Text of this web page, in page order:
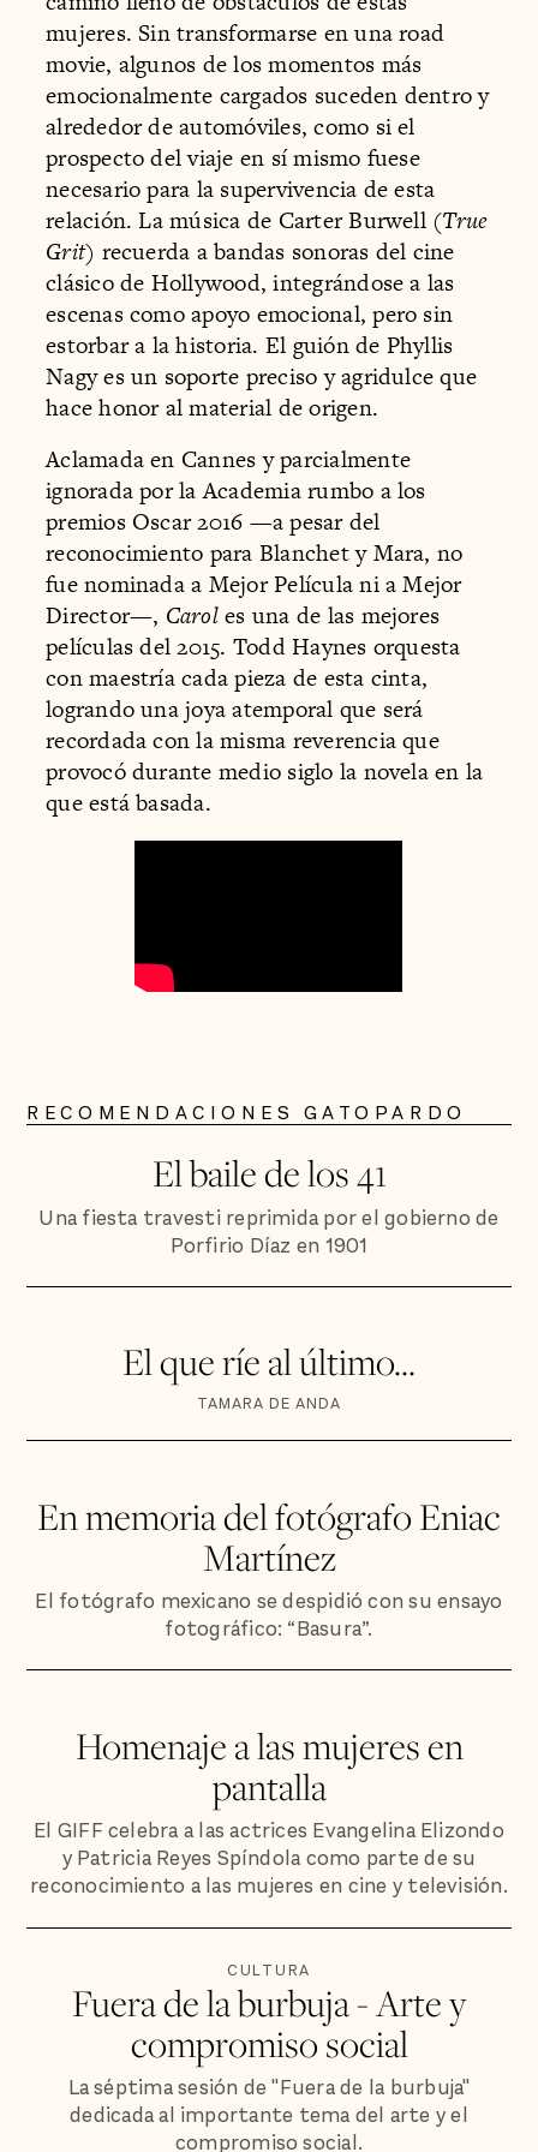
mujeres. Sin transformarse en una road
movie, algunos de los momentos más
emocionalmente cargados suceden dentro y
alrededor de automóviles, como si el
prospecto del viaje en sí mismo fuese
necesario para la supervivencia de esta
relación. La música de Carter Burwell (True
Grit) recuerda a bandas sonoras del cine
clásico de Hollywood, integrándose a las
escenas como apoyo emocional, pero sin
estorbar a la historia. El guión de Phyllis
Nagy es un soporte preciso y agridulce que
hace honor al material de origen.
Aclamada en Cannes y parcialmente
ignorada por la Academia rumbo a los
premios Oscar 2016 —a pesar del
reconocimiento para Blanchet y Mara, no
fue nominada a Mejor Película ni a Mejor
Director—, Caroles una de las mejores
películas del 2015. Todd Haynes orquesta
con maestría cada pieza de esta cinta,
logrando una joya atemporal que será
recordada con la misma reverencia que
provocó durante medio siglo la novela en la
que está basada.
RECOMENDACIONES GATOPARDO
El baile de los 41
Una fiesta travesti reprimida por el gobierno de
Porfirio Díaz en 1901
El que ríe al último...
TAMARA DE ANDA
En memoria del fotógrafo Eniac
Martínez
El fotógrafo mexicano se despidió con su ensayo
fotográfico: “Basura”.
Homenaje a las mujeres en
pantalla
El GIFF celebra a las actrices Evangelina Elizondo
y Patricia Reyes Spíndola como parte de su
reconocimiento a las mujeres en cine y televisión.
CULTURA
Fuera de la burbuja - Arte y
compromiso social
La séptima sesión de "Fuera de la burbuja"
dedicada al importante tema del arte y el
compromiso social.